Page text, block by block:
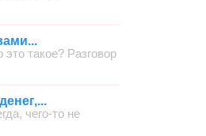
такое? Разговор
чего-то не